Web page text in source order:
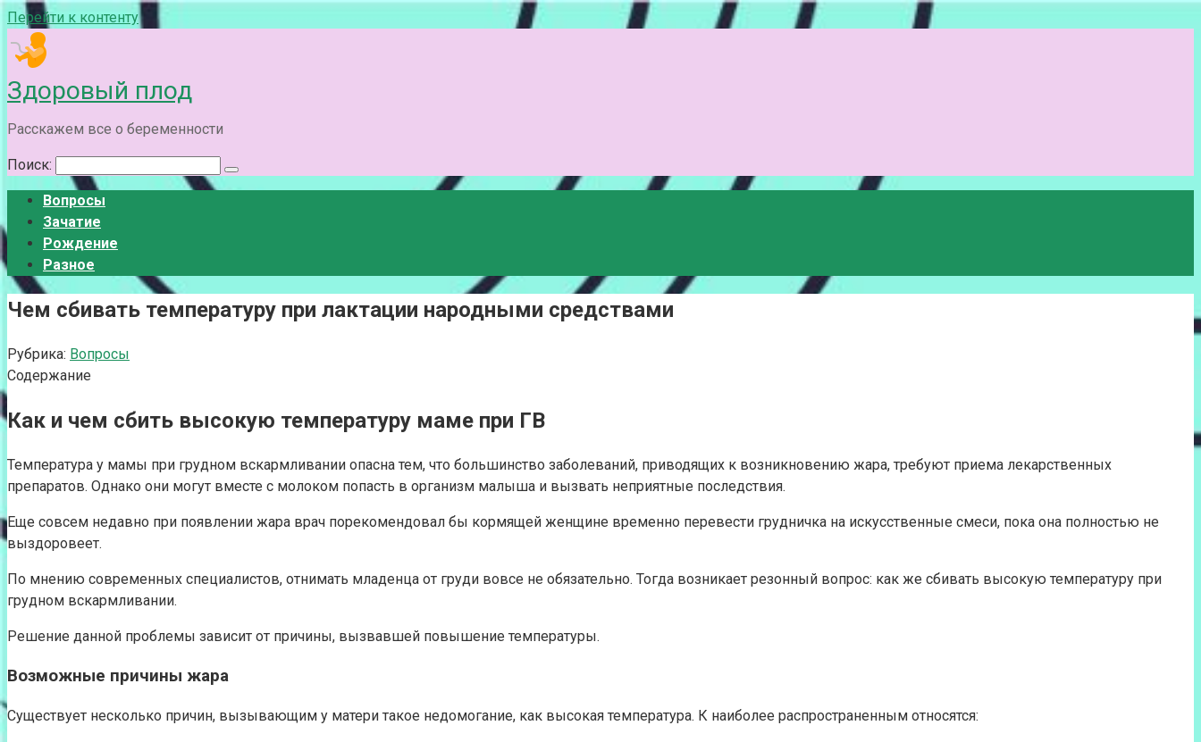
Перейти к контенту
Здоровый плод
Расскажем все о беременности
Поиск:
Вопросы
Зачатие
Рождение
Разное
Чем сбивать температуру при лактации народными средствами
Рубрика: Вопросы
Содержание
Как и чем сбить высокую температуру маме при ГВ
Температура у мамы при грудном вскармливании опасна тем, что большинство заболеваний, приводящих к возникновению жара, требуют приема лекарственных
препаратов. Однако они могут вместе с молоком попасть в организм малыша и вызвать неприятные последствия.
Еще совсем недавно при появлении жара врач порекомендовал бы кормящей женщине временно перевести грудничка на искусственные смеси, пока она полностью не
выздоровеет.
По мнению современных специалистов, отнимать младенца от груди вовсе не обязательно. Тогда возникает резонный вопрос: как же сбивать высокую температуру при
грудном вскармливании.
Решение данной проблемы зависит от причины, вызвавшей повышение температуры.
Возможные причины жара
Существует несколько причин, вызывающим у матери такое недомогание, как высокая температура. К наиболее распространенным относятся: